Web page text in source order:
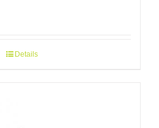
Details